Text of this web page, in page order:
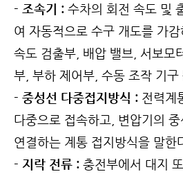
- 조속기 : 수차의 회전 속도 및
여 자동적으로 수구 개도를 가감
속도 검출부, 배압 밸브, 서보모
부, 부하 제어부, 수동 조작 기구
- 중성선 다중접지방식 : 전력계
다중으로 접속하고, 변압기의 중
연결하는 계통 접지방식을 말한
- 지락 전류 : 충전부에서 대지